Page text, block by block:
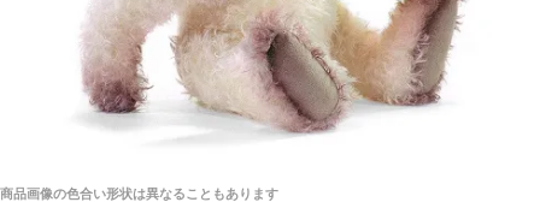
商品は直接海外から届くのですか。受取の際、関税な
どはかかりますか？
埼玉県 S・W 様
「送られる際にメールなどで届けて頂きとても
安心感がありました」
商品画像の色合い形状は異なることもあります